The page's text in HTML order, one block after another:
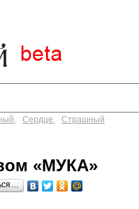
, Сердце, Страшный
«МУКА»